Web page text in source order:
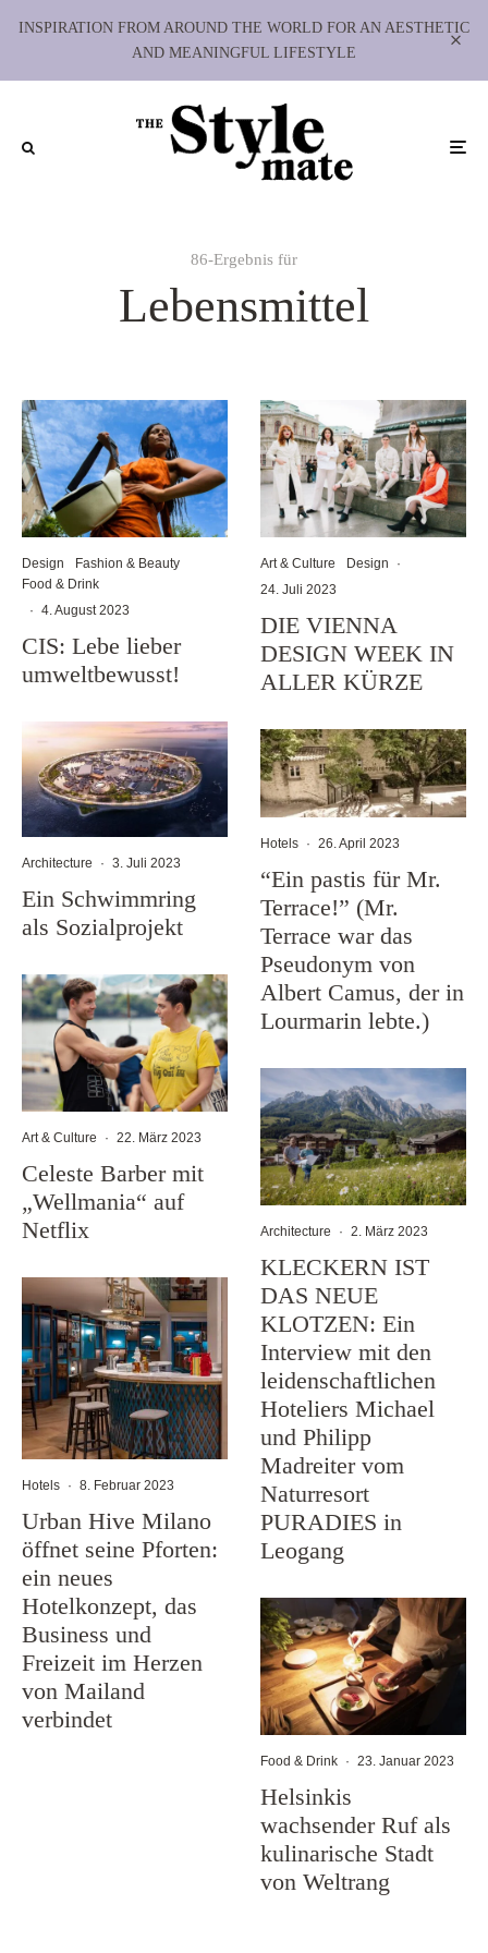
INSPIRATION FROM AROUND THE WORLD FOR AN AESTHETIC
AND MEANINGFUL LIFESTYLE
86-Ergebnis für
Lebensmittel
Design
Fashion & Beauty
Food & Drink
· 4. August 2023
CIS: Lebe lieber
umweltbewusst!
Architecture · 3. Juli 2023
Ein Schwimmring
als Sozialprojekt
Art & Culture · 22. März 2023
Celeste Barber mit
„Wellmania“ auf
Netflix
Hotels · 8. Februar 2023
Urban Hive Milano
öffnet seine Pforten:
ein neues
Hotelkonzept, das
Business und
Freizeit im Herzen
von Mailand
verbindet
Art & Culture Design
·
24. Juli 2023
DIE VIENNA
DESIGN WEEK IN
ALLER KÜRZE
Hotels · 26. April 2023
“Ein pastis für Mr.
Terrace!” (Mr.
Terrace war das
Pseudonym von
Albert Camus, der in
Lourmarin lebte.)
Architecture · 2. März 2023
KLECKERN IST
DAS NEUE
KLOTZEN: Ein
Interview mit den
leidenschaftlichen
Hoteliers Michael
und Philipp
Madreiter vom
Naturresort
PURADIES in
Leogang
Food & Drink · 23. Januar 2023
Helsinkis
wachsender Ruf als
kulinarische Stadt
von Weltrang